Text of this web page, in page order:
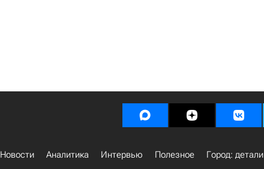
Новости Аналитика Интервью Полезное Город: детали